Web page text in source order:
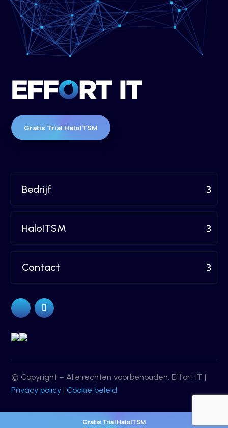
Gratis Trial HaloITSM
Gratis Trial HaloITSM
Bedrijf
HaloITSM
Contact
© Copyright – Alle rechten voorbehouden. Effort IT |
Privacy policy |Cookie beleid